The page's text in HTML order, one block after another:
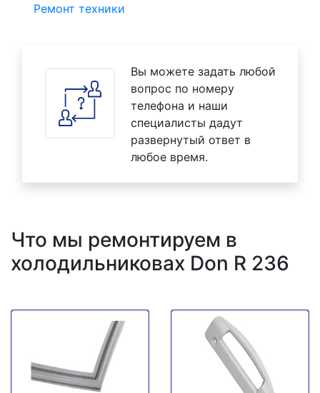
Ремонт техники
Вы можете задать любой
вопрос по номеру
телефона и наши
специалисты дадут
развернутый ответ в
любое время.
Что мы ремонтируем в
холодильниковах Don R 236